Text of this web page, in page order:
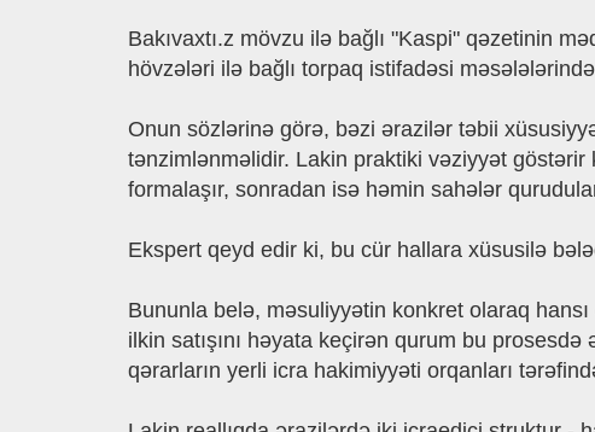
Bakıvaxtı.z mövzu ilə bağlı "Kaspi" qəzetinin
hövzələri ilə bağlı torpaq istifadəsi
Onun sözlərinə görə, bəzi ərazilər təbii
tənzimlənməlidir. Lakin praktiki vəziyyət göstərir
formalaşır, sonradan isə həmin sahələr
Ekspert qeyd edir ki, bu cür hallara xüsusilə
Bununla belə, məsuliyyətin konkret olaraq
ilkin satışını həyata keçirən qurum bu
qərarların yerli icra hakimiyyəti orqanları